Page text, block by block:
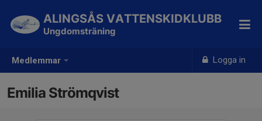
Medlemmar Logga in
ALINGSÅS VATTENSKIDKLUBB
Ungdomsträning
Emilia Strömqvist